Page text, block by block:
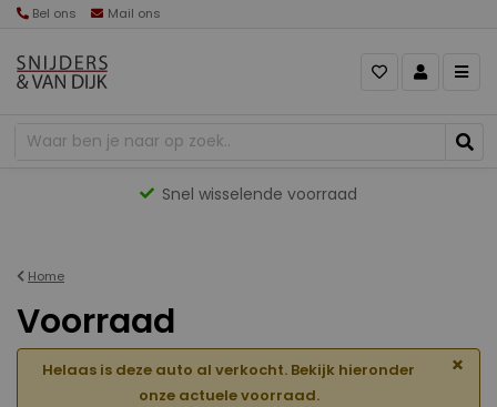
Bel ons Mail ons
Gevarieerd aanbod
Home
Voorraad
Helaas is deze auto al verkocht. Bekijk hieronder
onze actuele voorraad.
×